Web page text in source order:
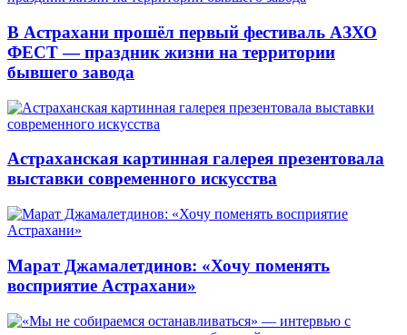
В Астрахани прошёл первый фестиваль АЗХО
ФЕСТ — праздник жизни на территории
бывшего завода
Астраханская картинная галерея презентовала
выставки современного искусства
Марат Джамалетдинов: «Хочу поменять
восприятие Астрахани»